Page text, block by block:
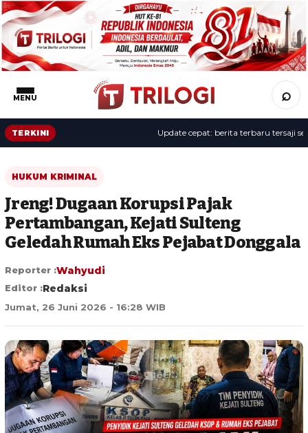
MENU ⌕
TERKINI Update cepat: berita terbaru tersaji
HUKUM KRIMINAL
Jreng! Dugaan Korupsi Pajak
Pertambangan, Kejati Sulteng
Geledah Rumah Eks Pejabat Donggala
Reporter :Wahyudi
Editor :Redaksi
Jumat, 26 Juni 2026 - 16:28 WIB